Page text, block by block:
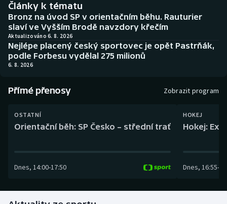
Basketbal
Biatlon
Boby a skeleton
Box
Curling
Historické návraty
Aplikace ČT sport
AZ kvíz
Články k tématu
Bronz na úvod SP v orientačním běhu. Rauturier
slaví ve Vyšším Brodě navzdory křečím
Aktualizováno 6. 8. 2026
Nejlépe placený český sportovec je opět Pastrňák,
podle Forbesu vydělal 275 milionů
6. 8. 2026
Přímé přenosy Zobrazit program
OSTATNÍ
Orientační běh: SP Česko – střední trať
Dnes, 14:00-17:50
HOKEJ
Hokej:
Dnes, 16:55-